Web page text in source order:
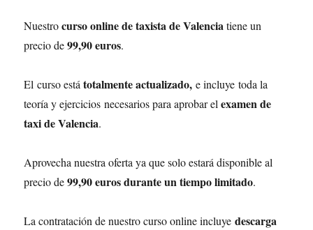
Nuestrocurso online de taxista de Valenciatiene un
precio de99,90 euros.
El curso estátotalmente actualizado,e incluye toda la
teoría y ejercicios necesarios para aprobar elexamen de
taxi de Valencia.
Aprovecha nuestra oferta ya que solo estará disponible al
precio de99,90 euros durante un tiempo limitado.
La contratación de nuestro curso online incluyedescarga